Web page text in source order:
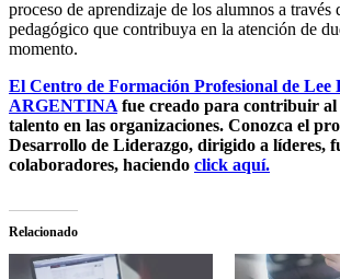
proceso de aprendizaje de los alumnos a través
pedagógico que contribuya en la atención de
momento.
El Centro de Formación Profesional de Lee
ARGENTINA fue creado para contribuir al
talento en las organizaciones. Conozca el
Desarrollo de Liderazgo, dirigido a líderes,
colaboradores, haciendo click aquí.
Relacionado